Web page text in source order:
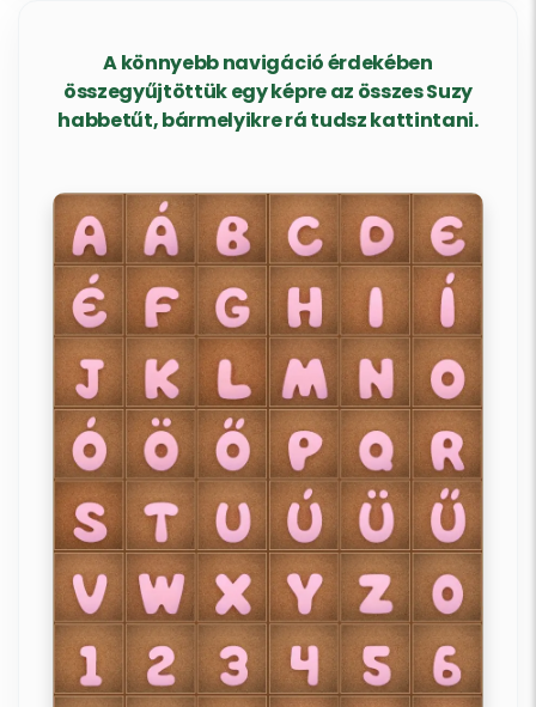
A könnyebb navigáció érdekében
összegyűjtöttük egy képre az összes Suzy
habbetűt, bármelyikre rá tudsz kattintani.